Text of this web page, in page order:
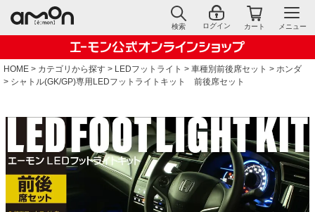
検索 ログイン カート メニュー
HOME カテゴリから探す LEDフットライト 車種別前後席セット
ホンダ
シャトル(GK/GP)専用LEDフットライトキット 前後席セット